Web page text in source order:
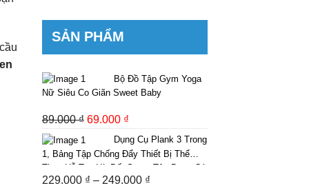
SẢN PHẨM
Bộ Đồ Tập Gym Yoga
Nữ Siêu Co Giãn Sweet Baby
89.000₫ Giá
là:
69.000 ₫
hiện
tại
Dụng Cụ Plank 3 Trong
1, Bảng Tập Chống Đẩy Thiết Bị Thể
Thao Hỗ Trợ Hít Đất Squat Tập Bụng Có
Dây Kháng Lực Có Bộ Đếm
229.000 ₫ – 249.000 ₫